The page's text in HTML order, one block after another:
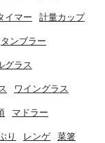
イマー 計量カップ
タンブラー
グラス
ワイングラス
マドラー
り レンゲ 菜箸